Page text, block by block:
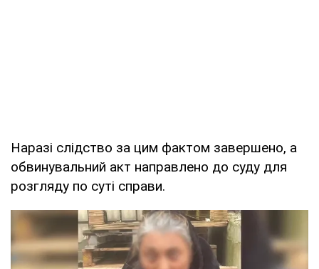
Наразі слідство за цим фактом завершено, а
обвинувальний акт направлено до суду для
розгляду по суті справи.